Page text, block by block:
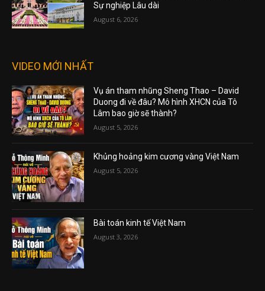
Sự nghiệp Lâu dài
August 6, 2026
VIDEO MỚI NHẤT
Vụ án tham nhũng Sheng Thao – David
Duong đi về đâu? Mô hình XHCN của Tô
Lâm bao giờ sẽ thành?
August 5, 2026
Khủng hoảng kim cương vàng Việt Nam
August 5, 2026
Bài toán kinh tế Việt Nam
August 3, 2026